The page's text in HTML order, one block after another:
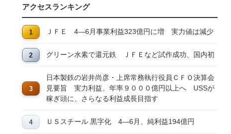
アクセスランキング
ＪＦＥ 4―6月事業利益323億円に増 実力値は減少
グリーン水素で還元鉄 ＪＦＥなど試作成功、国内初
日本製鉄の岩井尚彦・上席常務執行役員ＣＦＯ決算会
見要旨 実力利益、年率９０００億円以上へ USSが
稼ぎ頭に、さらなる利益成長目指す
ＵＳスチール 黒字化 4―6月、純利益194億円